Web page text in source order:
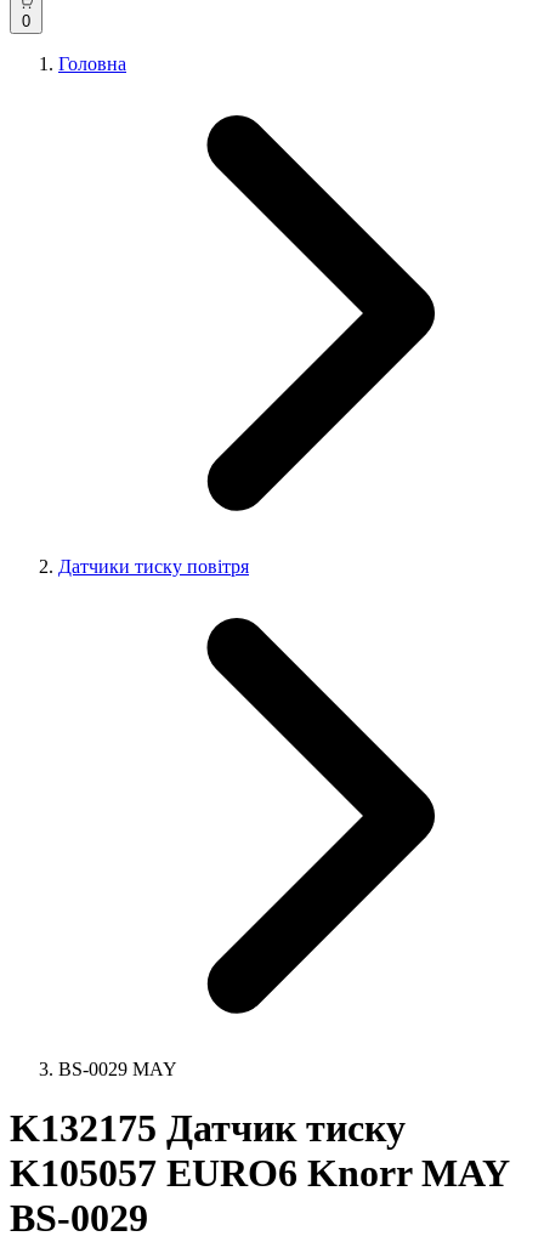
0
Головна
Датчики тиску повітря
BS-0029 MAY
K132175 Датчик тиску
K105057 EURO6 Knorr MAY
BS-0029